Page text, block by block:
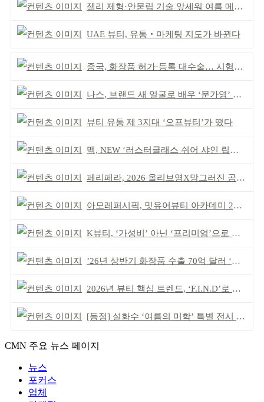
젤리 제형·안묻립 기술 앞세워 여름 메이크업 시장 공략
UAE 뷰티, 유통‧마케팅 지도가 바뀐다
중국, 화장품 허가·등록 대수술… 시험자료 공용 허용
나스, 브랜드 새 얼굴로 배우 ‘문가영’ 발탁
뷰티 유통 제 3지대 ‘오프뷰티’가 떴다
맥, NEW ‘러스터글래스 쉬어 샤인 립스틱’ 출시
페리페라, 2026 올리브영X망그러진 곰 콜라보
아모레퍼시픽, 밋유어뷰티 아카데미 2기 발대식
K뷰티, ‘가성비’ 아닌 ‘프리미엄’으로 승부걸어야
’26년 상반기 화장품 수출 70억 달러 ‘역대 최고’
2026년 뷰티 핵심 트렌드, ‘F.I.N.D’로 읽는다
[동정] 설화수 ‘여름의 미학’ 특별 전시 개최
CMN 주요 뉴스 페이지
뉴스
포커스
업체